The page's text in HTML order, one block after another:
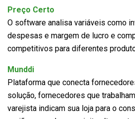
Preço Certo
O software analisa variáveis como
despesas e margem de lucro e
competitivos para diferentes
Munddi
Plataforma que conecta
solução, fornecedores que
varejista indicam sua loja para o